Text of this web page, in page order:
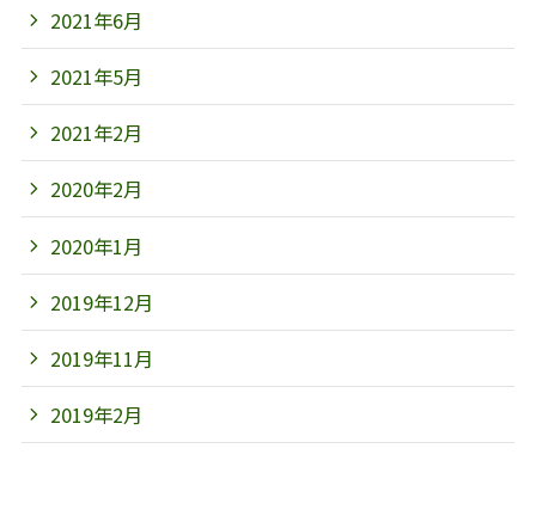
2021年6月
2021年5月
2021年2月
2020年2月
2020年1月
2019年12月
2019年11月
2019年2月